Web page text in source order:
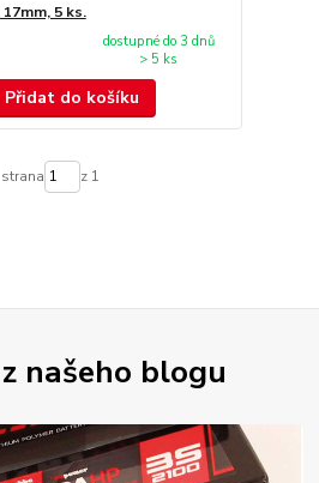
5 ks.
dostupné do 3 dnů
> 5 ks
Přidat do košíku
strana z 1
našeho blogu